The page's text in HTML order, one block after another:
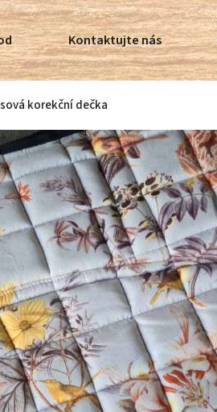
Kontaktujte nás
korekční dečka